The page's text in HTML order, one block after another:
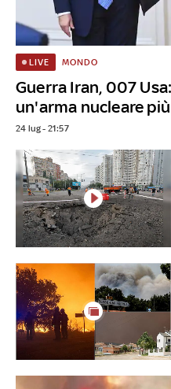
Guerra Iran, 007
un'arma nucleare
LIVE MONDO
24 lug - 21:57